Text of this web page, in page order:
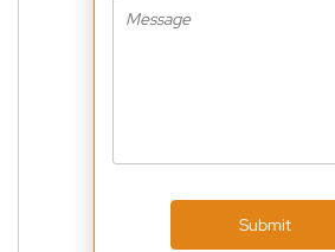
Submit